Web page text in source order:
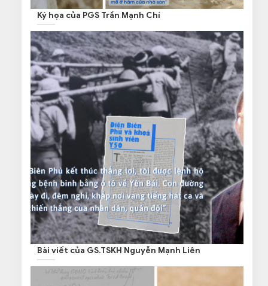
Ký họa của PGS Trần Mạnh Chí
Bài viết của GS.TSKH Nguyễn Mạnh Liên